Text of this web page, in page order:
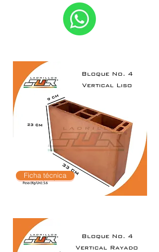
Bloque No. 4
Vertical Liso
Ficha técnica
Bloque No. 4
Vertical Rayado